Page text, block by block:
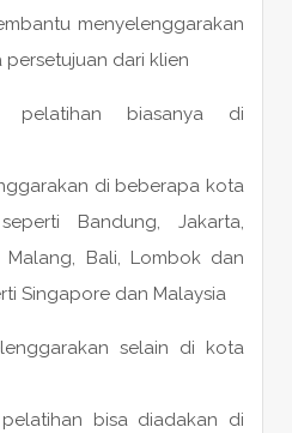
menyelenggarakan
persetujuan dari klien
biasanya di
di beberapa kota
Bandung, Jakarta,
Malang, Bali, Lombok dan
Singapore dan Malaysia
selain di kota
bisa diadakan di